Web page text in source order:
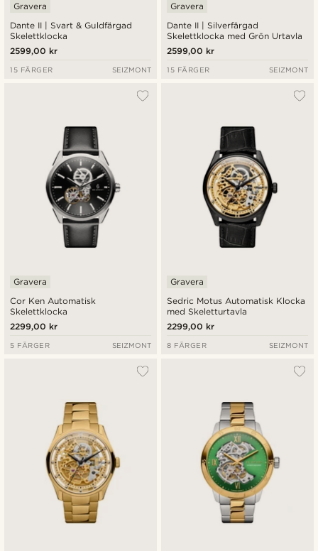
Dante II | Svart & Guldfärgad
Skelettklocka
Gravera
2599,00 kr
15 FÄRGER SEIZMONT
Dante II | Silverfärgad
Skelettklocka med Grön Urtavla
Gravera
2599,00 kr
15 FÄRGER SEIZMONT
Cor Ken Automatisk
Skelettklocka
Gravera
2299,00 kr
5 FÄRGER SEIZMONT
Sedric Motus Automatisk Klocka
med Skeletturtavla
Gravera
2299,00 kr
8 FÄRGER SEIZMONT